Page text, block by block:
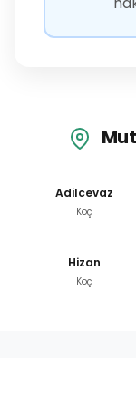
Adilcevaz
Koç
Hizan
Koç